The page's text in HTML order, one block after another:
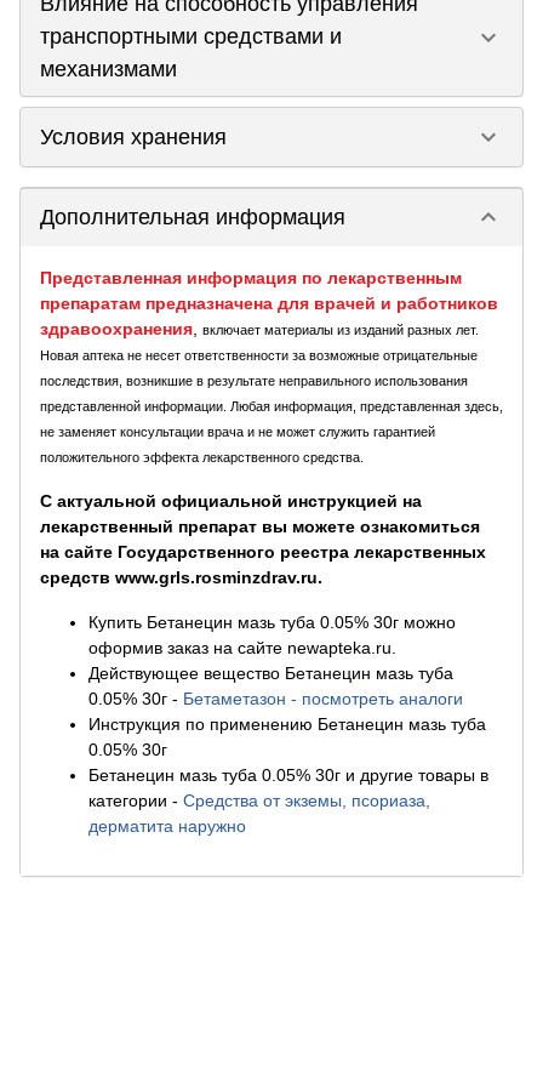
транспортными средствами и
механизмами
keyboard_arrow_down
Условия хранения keyboard_arrow_down
Дополнительная информация keyboard_arrow_down
Представленная информация по лекарственным
препаратам предназначена для врачей и работников
здравоохранения
включает материалы из изданий разных лет.
Новая аптека не несет ответственности за возможные отрицательные
последствия, возникшие в результате неправильного использования
представленной информации. Любая информация, представленная здесь,
не заменяет консультации врача и не может служить гарантией
положительного эффекта лекарственного средства.
С актуальной официальной инструкцией на
лекарственный препарат вы можете ознакомиться
на сайте Государственного реестра лекарственных
средств www.grls.rosminzdrav.ru.
Купить Бетанецин мазь туба 0.05% 30г можно
оформив заказ на сайте newapteka.ru.
Действующее вещество Бетанецин мазь туба
0.05% 30г - Бетаметазон - посмотреть аналоги
Инструкция по применению Бетанецин мазь туба
0.05% 30г
Бетанецин мазь туба 0.05% 30г и другие товары в
категории - Средства от экземы, псориаза,
дерматита наружно